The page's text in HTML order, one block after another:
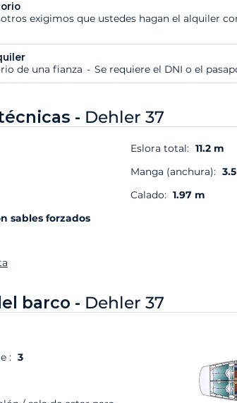
exigimos que ustedes hagan el alquiler
de una fianza
Se requiere el DNI o el
- Dehler 37
sables forzados
Eslora total: 11.2 m
Manga (anchura):
Calado: 1.97 m
barco - Dehler 37
: 3